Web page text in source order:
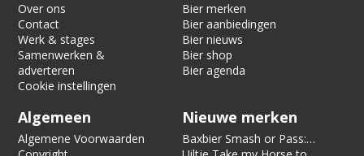
Over ons
Contact
Werk & stages
Samenwerken &
adverteren
Cookie instellingen
Bier merken
Bier aanbiedingen
Bier nieuws
Bier shop
Bier agenda
Algemeen
Algemene Voorwaarden
Nieuwe merken
Baxbier Smash or Pass: